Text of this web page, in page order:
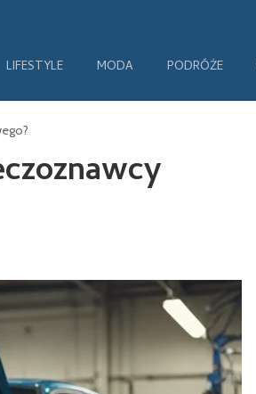
LIFESTYLE MODA PODRÓŻE